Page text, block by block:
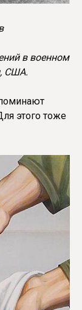
в военном
США.
этого тоже